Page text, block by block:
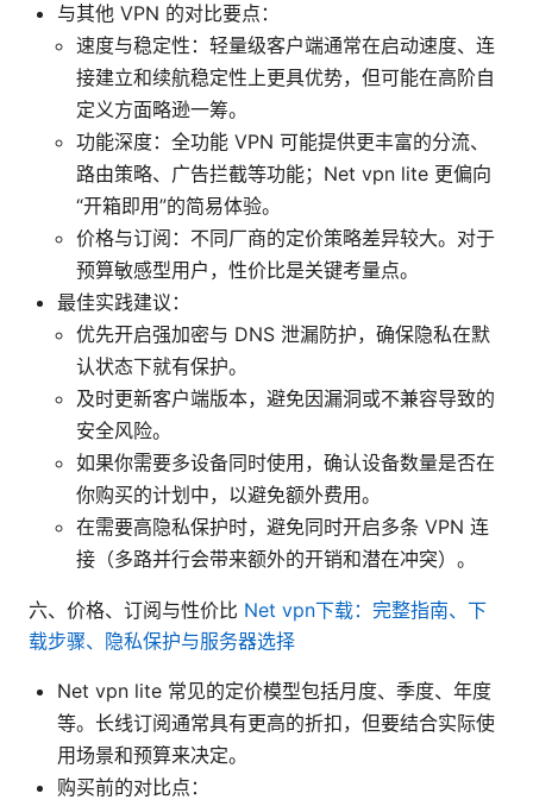
与其他 VPN 的对比要点：
速度与稳定性：轻量级客户端通常在启动速度、连
接建立和续航稳定性上更具优势，但可能在高阶自
定义方面略逊一筹。
功能深度：全功能 VPN 可能提供更丰富的分流、
路由策略、广告拦截等功能；Net vpn lite 更偏向
“开箱即用”的简易体验。
价格与订阅：不同厂商的定价策略差异较大。对于
预算敏感型用户，性价比是关键考量点。
最佳实践建议：
优先开启强加密与 DNS 泄漏防护，确保隐私在默
认状态下就有保护。
及时更新客户端版本，避免因漏洞或不兼容导致的
安全风险。
如果你需要多设备同时使用，确认设备数量是否在
你购买的计划中，以避免额外费用。
在需要高隐私保护时，避免同时开启多条 VPN 连
接（多路并行会带来额外的开销和潜在冲突）。
六、价格、订阅与性价比 Net vpn下载：完整指南、下
载步骤、隐私保护与服务器选择
Net vpn lite 常见的定价模型包括月度、季度、年度
等。长线订阅通常具有更高的折扣，但要结合实际使
用场景和预算来决定。
购买前的对比点：